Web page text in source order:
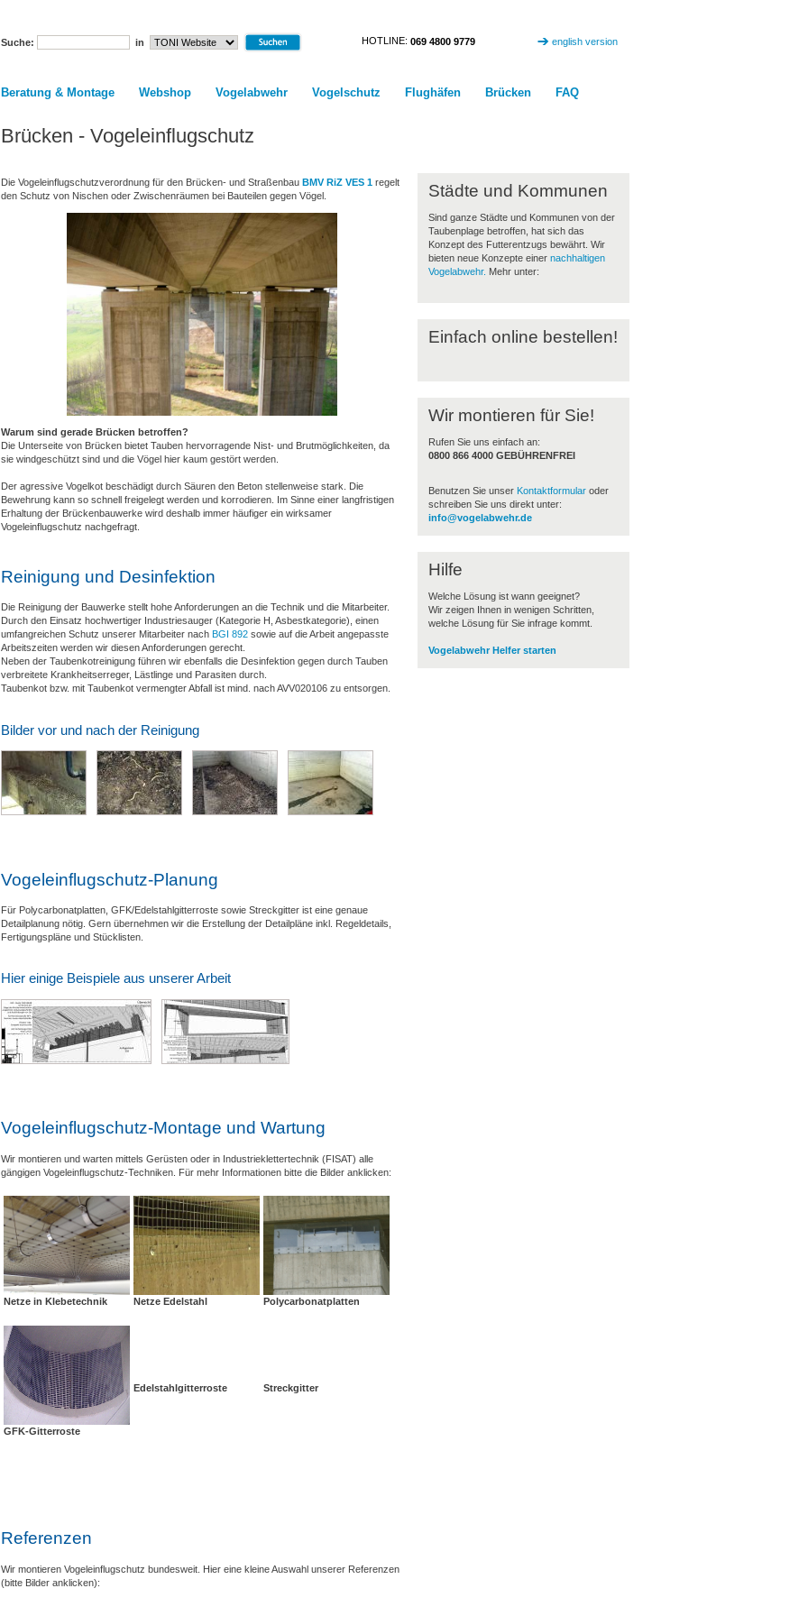
Suche: in HOTLINE: 069 4800 9779 english version
Beratung & Montage Webshop Vogelabwehr Vogelschutz Flughäfen Brücken FAQ
Brücken - Vogeleinflugschutz
Die Vogeleinflugschutzverordnung für den Brücken- und Straßenbau BMV RiZ VES 1 regelt
den Schutz von Nischen oder Zwischenräumen bei Bauteilen gegen Vögel.
Warum sind gerade Brücken betroffen?
Die Unterseite von Brücken bietet Tauben hervorragende Nist- und Brutmöglichkeiten, da
sie windgeschützt sind und die Vögel hier kaum gestört werden.
Der agressive Vogelkot beschädigt durch Säuren den Beton stellenweise stark. Die
Bewehrung kann so schnell freigelegt werden und korrodieren. Im Sinne einer langfristigen
Erhaltung der Brückenbauwerke wird deshalb immer häufiger ein wirksamer
Vogeleinflugschutz nachgefragt.
Reinigung und Desinfektion
Die Reinigung der Bauwerke stellt hohe Anforderungen an die Technik und die Mitarbeiter.
Durch den Einsatz hochwertiger Industriesauger (Kategorie H, Asbestkategorie), einen
umfangreichen Schutz unserer Mitarbeiter nach BGI 892sowie auf die Arbeit angepasste
Arbeitszeiten werden wir diesen Anforderungen gerecht.
Neben der Taubenkotreinigung führen wir ebenfalls die Desinfektion gegen durch Tauben
verbreitete Krankheitserreger, Lästlinge und Parasiten durch.
Taubenkot bzw. mit Taubenkot vermengter Abfall ist mind. nach AVV020106 zu entsorgen.
Bilder vor und nach der Reinigung
Vogeleinflugschutz-Planung
Für Polycarbonatplatten, GFK/Edelstahlgitterroste sowie Streckgitter ist eine genaue
Detailplanung nötig. Gern übernehmen wir die Erstellung der Detailpläne inkl. Regeldetails,
Fertigungspläne und Stücklisten.
Hier einige Beispiele aus unserer Arbeit
Vogeleinflugschutz-Montage und Wartung
Wir montieren und warten mittels Gerüsten oder in Industrieklettertechnik (FISAT) alle
gängigen Vogeleinflugschutz-Techniken. Für mehr Informationen bitte die Bilder anklicken:
Netze in Klebetechnik Netze Edelstahl Polycarbonatplatten
GFK-Gitterroste
Edelstahlgitterroste Streckgitter
Referenzen
Wir montieren Vogeleinflugschutz bundesweit. Hier eine kleine Auswahl unserer Referenzen
(bitte Bilder anklicken):
Städte und Kommunen
Sind ganze Städte und Kommunen von der
Taubenplage betroffen, hat sich das
Konzept des Futterentzugs bewährt. Wir
bieten neue Konzepte einer nachhaltigen
Vogelabwehr. Mehr unter:
Einfach online bestellen!
Wir montieren für Sie!
Rufen Sie uns einfach an:
0800 866 4000 GEBÜHRENFREI
Benutzen Sie unser Kontaktformularoder
schreiben Sie uns direkt unter:
info@vogelabwehr.de
Hilfe
Welche Lösung ist wann geeignet?
Wir zeigen Ihnen in wenigen Schritten,
welche Lösung für Sie infrage kommt.
Vogelabwehr Helfer starten